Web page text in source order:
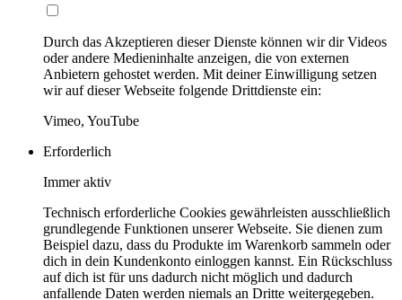
Durch das Akzeptieren dieser Dienste können wir dir Videos
oder andere Medieninhalte anzeigen, die von externen
Anbietern gehostet werden. Mit deiner Einwilligung setzen
wir auf dieser Webseite folgende Drittdienste ein:
Vimeo, YouTube
Erforderlich
Immer aktiv
Technisch erforderliche Cookies gewährleisten ausschließlich
grundlegende Funktionen unserer Webseite. Sie dienen zum
Beispiel dazu, dass du Produkte im Warenkorb sammeln oder
dich in dein Kundenkonto einloggen kannst. Ein Rückschluss
auf dich ist für uns dadurch nicht möglich und dadurch
anfallende Daten werden niemals an Dritte weitergegeben.